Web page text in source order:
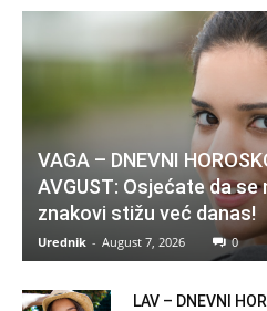
VAGA – DNEVNI
AVGUST: Osjećate da
znakovi stižu već danas!
Urednik - August 7, 2026 0
LAV – DNEVNI